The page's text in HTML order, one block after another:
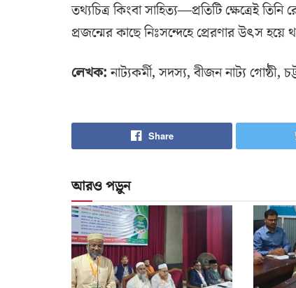
তথ্যচিত্র কিংবা সাহিত্য—প্রতিটি ক্ষেত্রেই
প্রজন্মের কাছে নিঃসন্দেহে প্রেরণার উৎস হয়ে
লেখক:নাট্যকর্মী, সদস্য, বীজন নাট্য গোষ্ঠী,
Share
আরও পড়ুন